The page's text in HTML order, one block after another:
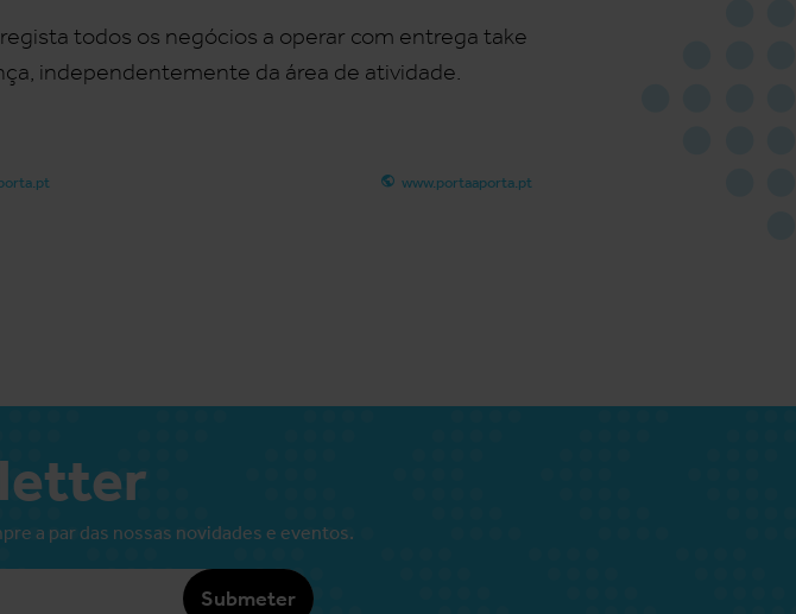
todos os negócios a operar com entrega take
independentemente da área de atividade.
www.portaaporta.pt
a par das nossas novidades e eventos.
Submeter